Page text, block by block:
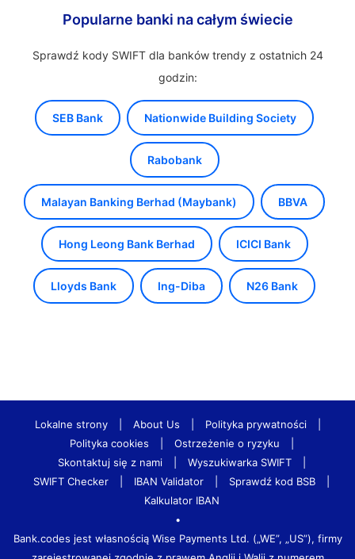
Popularne banki na całym świecie
Sprawdź kody SWIFT dla banków trendy z ostatnich 24
godzin:
SEB Bank Nationwide Building Society
Rabobank
Malayan Banking Berhad (Maybank) BBVA
Hong Leong Bank Berhad ICICI Bank
Lloyds Bank Ing-Diba N26 Bank
Lokalne strony About Us Polityka prywatności
Polityka cookies
Ostrzeżenie o ryzyku
Skontaktuj się z nami
Wyszukiwarka SWIFT
SWIFT Checker
IBAN Validator Sprawdź kod BSB
Kalkulator IBAN
•
Bank.codes jest własnością Wise Payments Ltd. („WE”, „US”), firmy